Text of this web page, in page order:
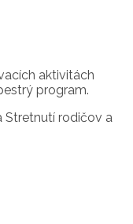
aktivitách
program.
Stretnutí rodičov a